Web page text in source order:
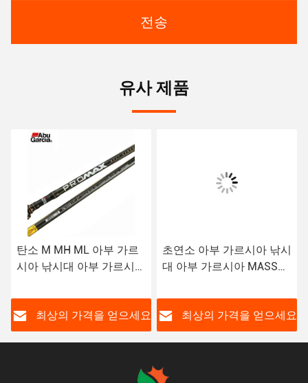
전송
유사 제품
탄소 M MH ML 아부 가르
시아 낚시대 아부 가르시아
시대
최상의 가격을 얻으세요
초연소 아부 가르시아 낚시
대 아부 가르시아 MASS
시 매료 대
최상의 가격을 얻으세요